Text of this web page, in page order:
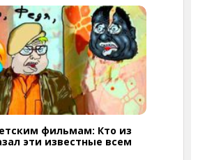
фильмам: Кто из
эти известные всем